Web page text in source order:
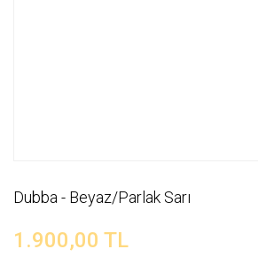
Dubba - Beyaz/Parlak Sarı
1.900,00 TL